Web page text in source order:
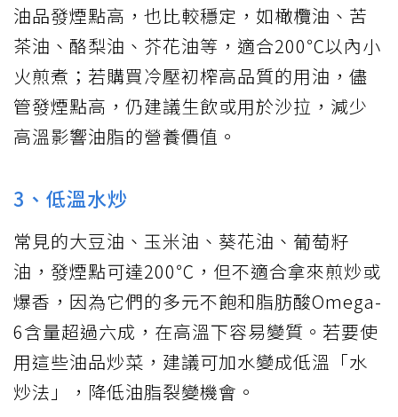
油品發煙點高，也比較穩定，如橄欖油、苦
茶油、酪梨油、芥花油等，適合200℃以內小
火煎煮；若購買冷壓初榨高品質的用油，儘
管發煙點高，仍建議生飲或用於沙拉，減少
高溫影響油脂的營養價值。
3、低溫水炒
常見的大豆油、玉米油、葵花油、葡萄籽
油，發煙點可達200℃，但不適合拿來煎炒或
爆香，因為它們的多元不飽和脂肪酸Omega-
6含量超過六成，在高溫下容易變質。若要使
用這些油品炒菜，建議可加水變成低溫「水
炒法」，降低油脂裂變機會。